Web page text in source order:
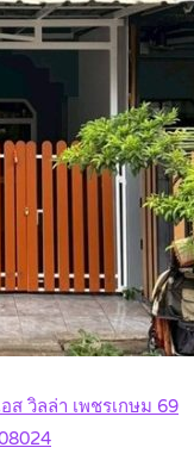
ส วิลล่า เพชรเกษม 69